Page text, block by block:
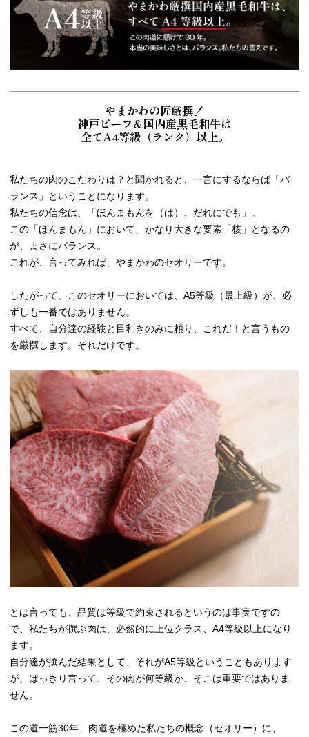
やまかわの匠厳撰！
神戸ビーフ＆国内産黒毛和牛は
全てA4等級（ランク）以上。
私たちの肉のこだわりは？と聞かれると、一言にするならば「バ
ランス」ということになります。
私たちの信念は、「ほんまもんを（は）、だれにでも」。
この「ほんまもん」において、かなり大きな要素「核」となるの
が、まさにバランス。
これが、言ってみれば、やまかわのセオリーです。
したがって、このセオリーにおいては、A5等級（最上級）が、必
ずしも一番ではありません。
すべて、自分達の経験と目利きのみに頼り、これだ！と言うもの
を厳撰します。それだけです。
とは言っても、品質は等級で約束されるというのは事実ですの
で、私たちが撰ぶ肉は、必然的に上位クラス、A4等級以上になり
ます。
自分達が撰んだ結果として、それがA5等級ということもあります
が、はっきり言って、その肉が何等級か、そこは重要ではありま
せん。
この道一筋30年、肉道を極めた私たちの概念（セオリー）に、